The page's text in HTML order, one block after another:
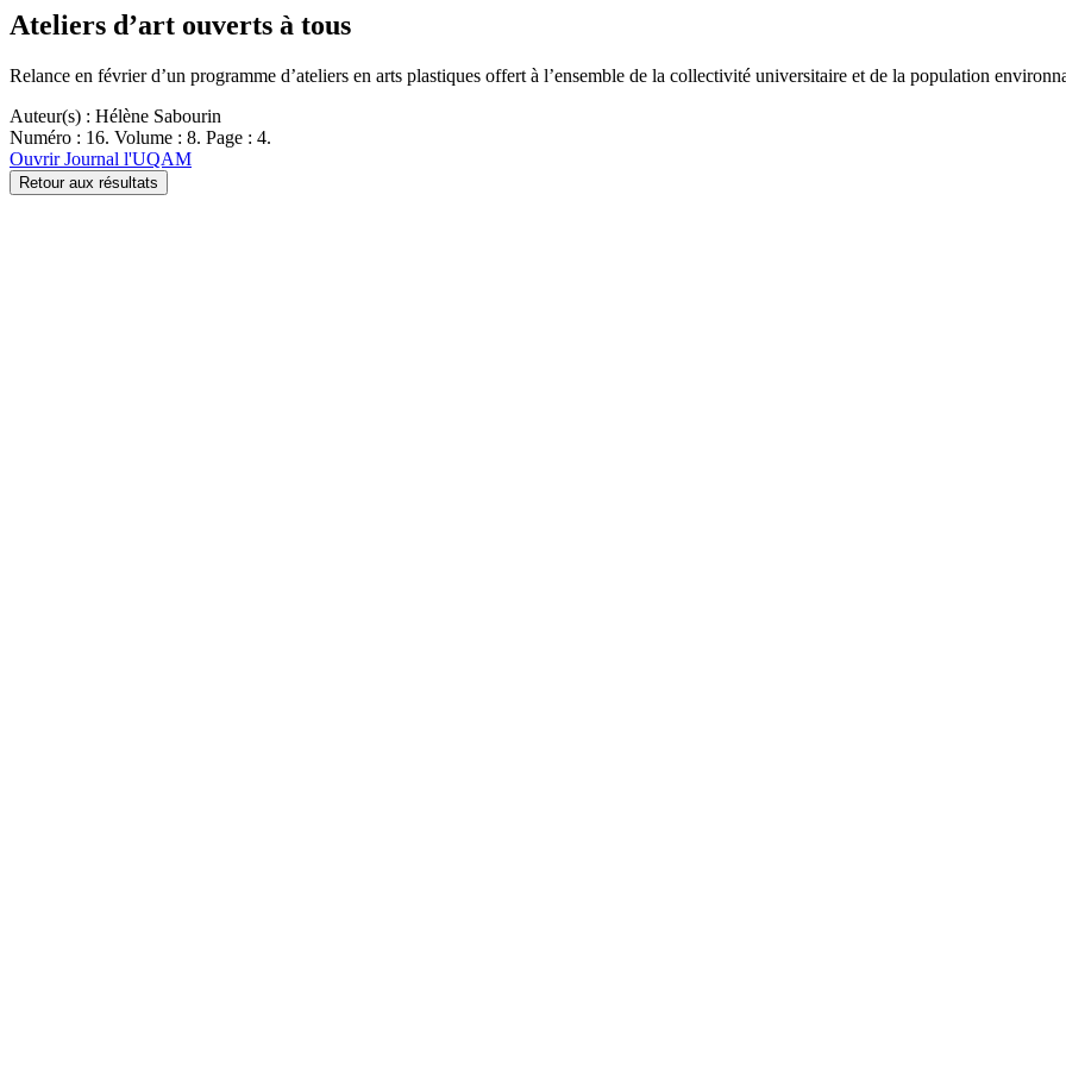
Ateliers d’art ouverts à tous
Relance en février d’un programme d’ateliers en arts plastiques offert à l’ensemble de la collectivité universitaire et de la population
Auteur(s) : Hélène Sabourin
Numéro : 16. Volume : 8. Page : 4.
Ouvrir Journal l'UQAM
Retour aux résultats